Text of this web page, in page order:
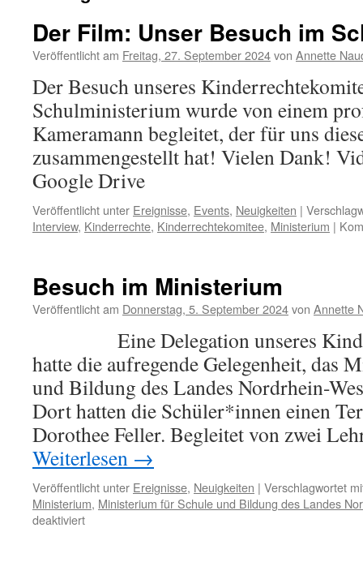
Der Film: Unser Besuch im
Veröffentlicht am Freitag, 27. September 2024von Annette
Der Besuch unseres
Schulministerium wurde von einem
Kameramann begleitet, der für uns
zusammengestellt hat! Vielen Dank!
Google Drive
Veröffentlicht unter Ereignisse, Events, Neuigkeiten |
Interview, Kinderrechte, Kinderrechtekomitee, Ministerium |
Besuch im Ministerium
Veröffentlicht am Donnerstag, 5. September 2024von Annette
Eine Delegation unseres
hatte die aufregende Gelegenheit, das
und Bildung des Landes Nordrhein-
Dort hatten die Schüler*innen einen
Dorothee Feller. Begleitet von zwei
Weiterlesen →
Veröffentlicht unter Ereignisse, Neuigkeiten | Verschlagwortet
Ministerium, Ministerium für Schule und Bildung des Landes
deaktiviertfür